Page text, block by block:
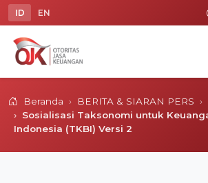
ID EN
Beranda BERITA & SIARAN PERS
Sosialisasi Taksonomi untuk
Indonesia (TKBI) Versi 2